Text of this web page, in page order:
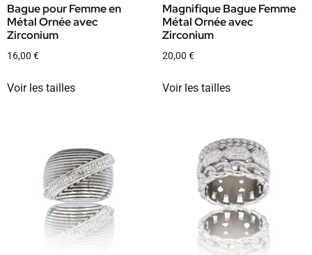
Bague pour Femme en
Métal Ornée avec
Zirconium
16,00 €
Voir les tailles
Magnifique Bague Femme
Métal Ornée avec
Zirconium
20,00 €
Voir les tailles